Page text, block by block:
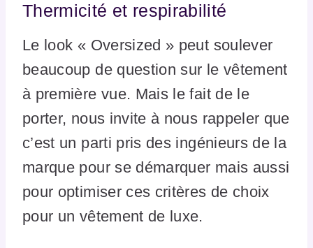
Thermicité et respirabilité
Le look « Oversized » peut soulever
beaucoup de question sur le vêtement
à première vue. Mais le fait de le
porter, nous invite à nous rappeler que
c’est un parti pris des ingénieurs de la
marque pour se démarquer mais aussi
pour optimiser ces critères de choix
pour un vêtement de luxe.